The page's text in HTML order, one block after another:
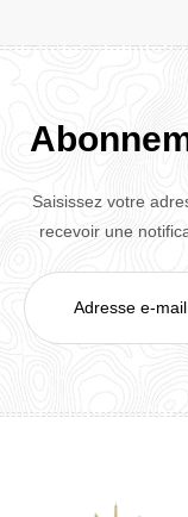
Saisissez votre
recevoir une
Adresse
e-
mail